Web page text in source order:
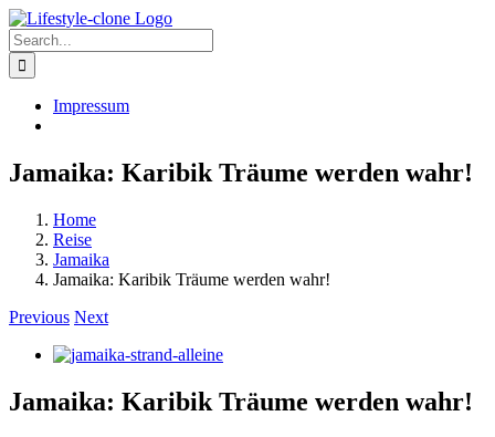
Skip
to
content
Search
for:
Impressum
Jamaika: Karibik Träume werden wahr!
Home
Reise
Jamaika
Jamaika: Karibik Träume werden wahr!
Previous Next
View
Image
Jamaika: Karibik Träume werden wahr!